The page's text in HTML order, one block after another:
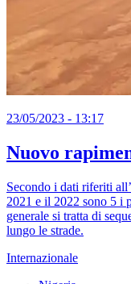
23/05/2023 - 13:17
Nuovo
Secondo i dati riferiti
2021 e il 2022 sono 5 i
generale si tratta di
lungo le strade.
Internazionale